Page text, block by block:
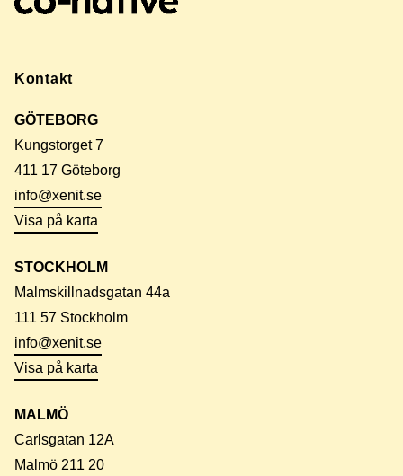
Kontakt
GÖTEBORG
Kungstorget 7
411 17 Göteborg
info@xenit.se
Visa på karta
STOCKHOLM
Malmskillnadsgatan 44a
111 57 Stockholm
info@xenit.se
Visa på karta
MALMÖ
Carlsgatan 12A
Malmö 211 20